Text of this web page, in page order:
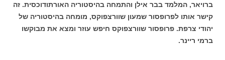
ברויאר, המלמד בבר אילן והתמחה בהיסטוריה האורתודוכסית. זה
קישר אותו לפרופסור שמעון שוורצפוקס, מומחה בהיסטוריה של
יהודי צרפת. פרופסור שוורצפוקס חיפש עוזר ומצא את מבוקשו
ברמי ריינר.